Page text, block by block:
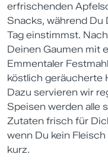
erfrischenden
Snacks, während
Tag einstimmst.
Deinen Gaumen mit
Emmentaler
köstlich geräucherte
Dazu servieren wir
Speisen werden alle
Zutaten frisch für
wenn Du kein
kurz.